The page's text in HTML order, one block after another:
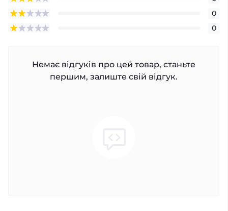
0
0
Немає відгуків про цей товар, станьте
першим, залиште свій відгук.